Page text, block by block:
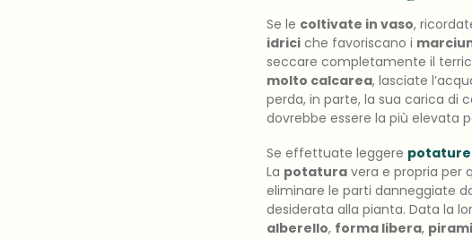
Se le coltivate in vaso,
idrici che favoriscano i
seccare completamente il
molto calcarea, lasciate
perda, in parte, la sua carica di
dovrebbe essere la più elevata
Se effettuate leggere potature
La potatura vera e propria per
eliminare le parti danneggiate
desiderata alla pianta. Data la
alberello, forma libera,